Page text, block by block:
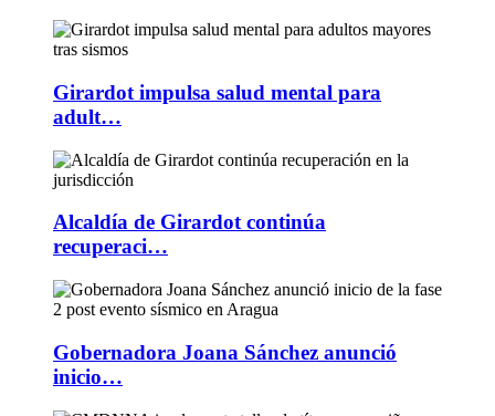
Girardot impulsa salud mental para
adult…
Alcaldía de Girardot continúa
recuperaci…
Gobernadora Joana Sánchez anunció
inicio…